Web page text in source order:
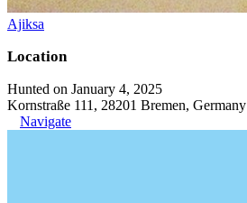
Ajiksa
Location
Hunted on January 4, 2025
Kornstraße 111, 28201 Bremen, Germany
Navigate